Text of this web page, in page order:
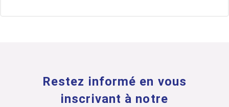
Restez informé en vous
inscrivant à notre